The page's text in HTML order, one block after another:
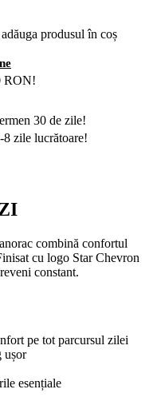
produsul în coș
RON!
30 de zile!
8 zile lucrătoare!
combină confortul
cu logo Star Chevron
constant.
pe tot parcursul zilei
ușor
esențiale